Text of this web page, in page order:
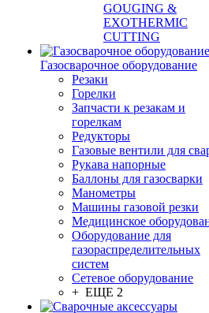
GOUGING &
EXOTHERMIC
CUTTING
Газосварочное оборудование
Резаки
Горелки
Запчасти к резакам и
горелкам
Редукторы
Газовые вентили для
Рукава напорные
Баллоны для газосварки
Манометры
Машины газовой резки
Медицинское
Оборудование для
газораспределительных
систем
Сетевое оборудование
+ ЕЩЕ 2